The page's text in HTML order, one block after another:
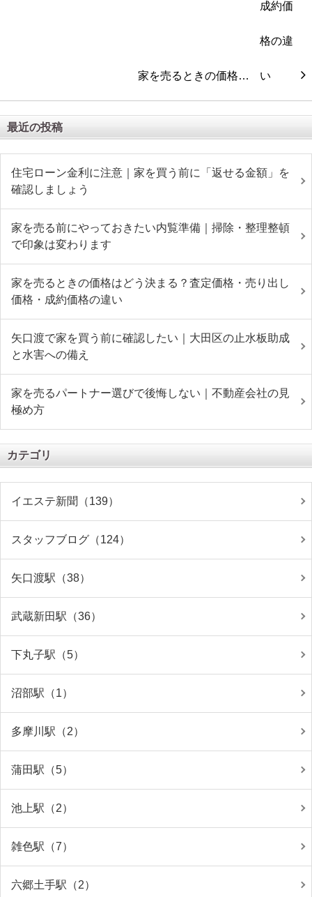
家を売るときの価格…
最近の投稿
住宅ローン金利に注意｜家を買う前に「返せる金額」を
確認しましょう
家を売る前にやっておきたい内覧準備｜掃除・整理整頓
で印象は変わります
家を売るときの価格はどう決まる？査定価格・売り出し
価格・成約価格の違い
矢口渡で家を買う前に確認したい｜大田区の止水板助成
と水害への備え
家を売るパートナー選びで後悔しない｜不動産会社の見
極め方
カテゴリ
イエステ新聞（139）
スタッフブログ（124）
矢口渡駅（38）
武蔵新田駅（36）
下丸子駅（5）
沼部駅（1）
多摩川駅（2）
蒲田駅（5）
池上駅（2）
雑色駅（7）
六郷土手駅（2）